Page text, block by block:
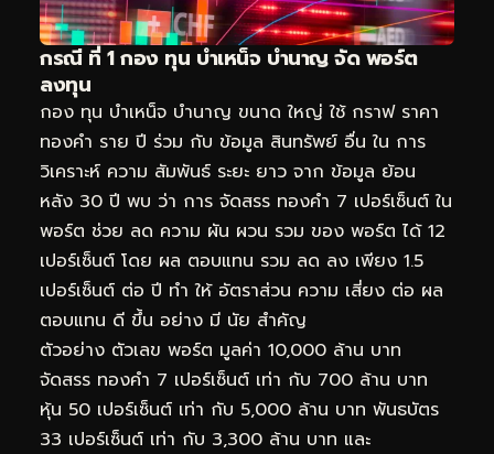
กรณี ที่ 1 กอง ทุน บำเหน็จ บำนาญ จัด พอร์ต
ลงทุน
กอง ทุน บำเหน็จ บำนาญ ขนาด ใหญ่ ใช้ กราฟ ราคา
ทองคำ ราย ปี ร่วม กับ ข้อมูล สินทรัพย์ อื่น ใน การ
วิเคราะห์ ความ สัมพันธ์ ระยะ ยาว จาก ข้อมูล ย้อน
หลัง 30 ปี พบ ว่า การ จัดสรร ทองคำ 7 เปอร์เซ็นต์ ใน
พอร์ต ช่วย ลด ความ ผัน ผวน รวม ของ พอร์ต ได้ 12
เปอร์เซ็นต์ โดย ผล ตอบแทน รวม ลด ลง เพียง 1.5
เปอร์เซ็นต์ ต่อ ปี ทำ ให้ อัตราส่วน ความ เสี่ยง ต่อ ผล
ตอบแทน ดี ขึ้น อย่าง มี นัย สำคัญ
ตัวอย่าง ตัวเลข พอร์ต มูลค่า 10,000 ล้าน บาท
จัดสรร ทองคำ 7 เปอร์เซ็นต์ เท่า กับ 700 ล้าน บาท
หุ้น 50 เปอร์เซ็นต์ เท่า กับ 5,000 ล้าน บาท พันธบัตร
33 เปอร์เซ็นต์ เท่า กับ 3,300 ล้าน บาท และ